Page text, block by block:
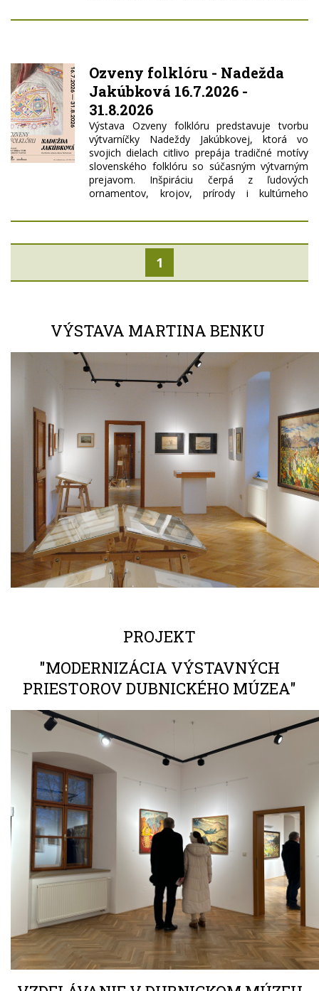
Trenčianskeho kraja 2026 dňa 9. júla 2026 o
Info: mic@dubnica.eu, 0948 117 063 Hlavný
partner a odborný garant: Národné osvetové
centrum. Organizátor: Trenčianske osvetové
stredisko v Trenčíne v zriaďovateľskej
pôsobnosti Trenčianskeho samosprávneho
kraja. Spoluorganizátori: Dubnické múzeum
Dubnica nad Váhom a Mesto Dubnica nad
Váhom. Tešíme sa na Vašu návštevu.
Ozveny folklóru - Nadežda
Jakúbková 16.7.2026 -
31.8.2026
Výstava Ozveny folklóru predstavuje tvorbu
výtvarníčky Nadeždy Jakúbkovej, ktorá vo
svojich dielach citlivo prepája tradičné motívy
slovenského folklóru so súčasným výtvarným
prejavom. Inšpiráciu čerpá z ľudových
ornamentov, krojov, prírody i kultúrneho
originálnych obrazov plných farieb, symboliky a
potrvá do 31.8.2026 Srdečne vás pozývame.
1
VÝSTAVA MARTINA BENKU
PROJEKT
"MODERNIZÁCIA VÝSTAVNÝCH
PRIESTOROV DUBNICKÉHO MÚZEA"